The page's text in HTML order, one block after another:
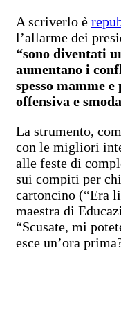
A scriverlo è
l’allarme dei
“sono diventati
aumentano i
spesso mamme
offensiva e
La strumento,
con le migliori
alle feste di
sui compiti per
cartoncino (“Era
maestra di
“Scusate, mi
esce un’ora